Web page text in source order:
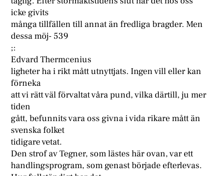
icke givits
många tillfällen till annat än fredliga bragder. Men
dessa möj- 539
;:
Edvard Thermcenius
ligheter ha i rikt mått utnyttjats. Ingen vill eller kan
förneka
att vi rätt väl förvaltat våra pund, vilka därtill, ju mer
tiden
gått, befunnits vara oss givna i vida rikare mått än
svenska folket
tidigare vetat.
Den strof av Tegner, som lästes här ovan, var ett
handlingsprogram, som genast började efterlevas.